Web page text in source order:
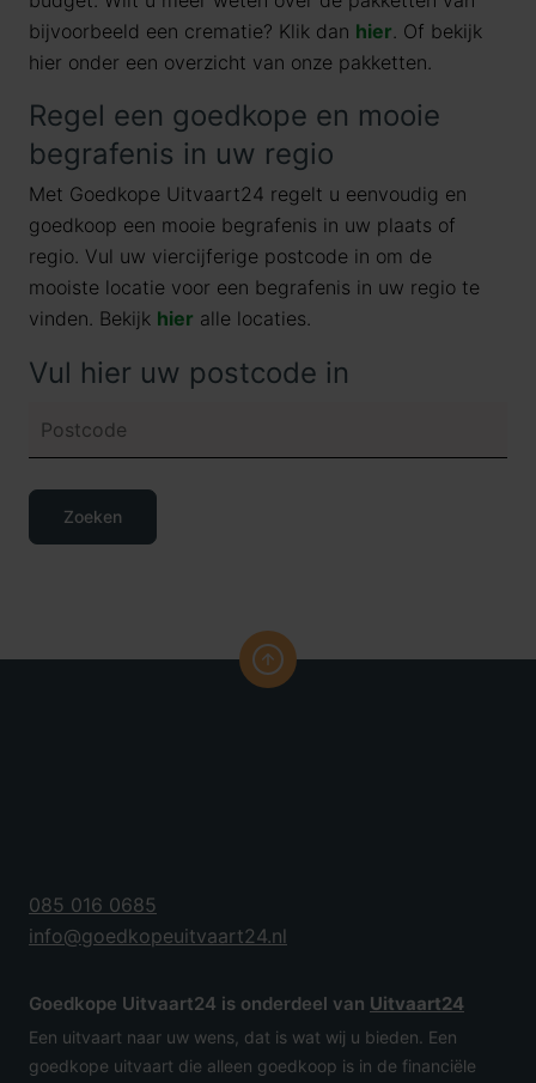
bijvoorbeeld een crematie? Klik dan hier. Of bekijk
hier onder een overzicht van onze pakketten.
Regel een goedkope en mooie
begrafenis in uw regio
Met Goedkope Uitvaart24 regelt u eenvoudig en
goedkoop een mooie begrafenis in uw plaats of
regio. Vul uw viercijferige postcode in om de
mooiste locatie voor een begrafenis in uw regio te
vinden. Bekijk hier alle locaties.
Vul hier uw postcode in
085 016 0685
info@goedkopeuitvaart24.nl
Goedkope Uitvaart24 is onderdeel van Uitvaart24
Een uitvaart naar uw wens, dat is wat wij u bieden. Een
goedkope uitvaart die alleen goedkoop is in de financiële